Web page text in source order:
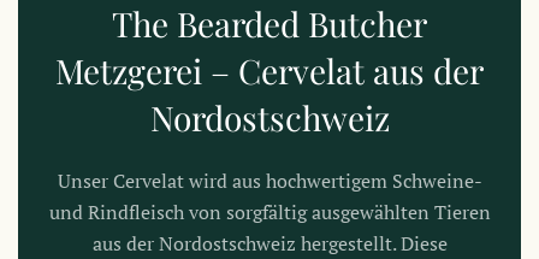
The Bearded Butcher
Metzgerei – Cervelat aus der
Nordostschweiz
Unser Cervelat wird aus hochwertigem Schweine-
und Rindfleisch von sorgfältig ausgewählten Tieren
aus der Nordostschweiz hergestellt. Diese